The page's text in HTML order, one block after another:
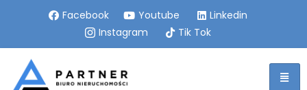
Facebook Youtube
Linkedin
Instagram
Tik Tok